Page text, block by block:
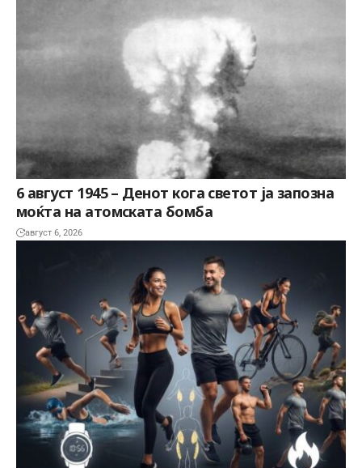
6 август 1945 – Денот кога светот ја запозна
моќта на атомската бомба
август 6, 2026